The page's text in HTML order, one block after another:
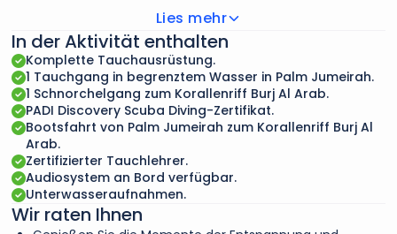
für nicht zertifizierte Taucher, die Wunder dieser
faszinierenden Umgebung zu entdecken, während Sie von
unseren erfahrenen Tauchlehrern unterrichtet werden. Sie
werden in die Grundlagen des Tauchens, einschließlich der
Ausrüstung und Sicherheitsregeln, eingeführt und üben
grundlegende Fertigkeiten in geschlossenen Gewässern,
bevor Sie sich mit dem Boot zu einem der Korallenriffe des
Burj Al Arab in Dubai begeben. Ihr Lehrer wird Ihnen bei
jedem Schritt zur Seite stehen, so dass Sie sich entspannen
und die farbenfrohen Korallen und das Meeresleben
genießen können. Ob Sie nun in einer Gruppe oder alleine
Lies mehr
In der Aktivität enthalten
Komplette Tauchausrüstung.
1 Tauchgang in begrenztem Wasser in Palm Jumeirah.
1 Schnorchelgang zum Korallenriff Burj Al Arab.
PADI Discovery Scuba Diving-Zertifikat.
Bootsfahrt von Palm Jumeirah zum Korallenriff Burj Al
Arab.
Zertifizierter Tauchlehrer.
Audiosystem an Bord verfügbar.
Unterwasseraufnahmen.
Wir raten Ihnen